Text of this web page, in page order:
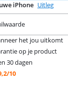
iPhone Uitleg
het jou uitkomt
op je product
30 dagen
10